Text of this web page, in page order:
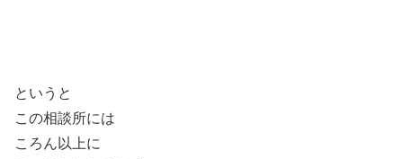
というと
この相談所には
ころん以上に